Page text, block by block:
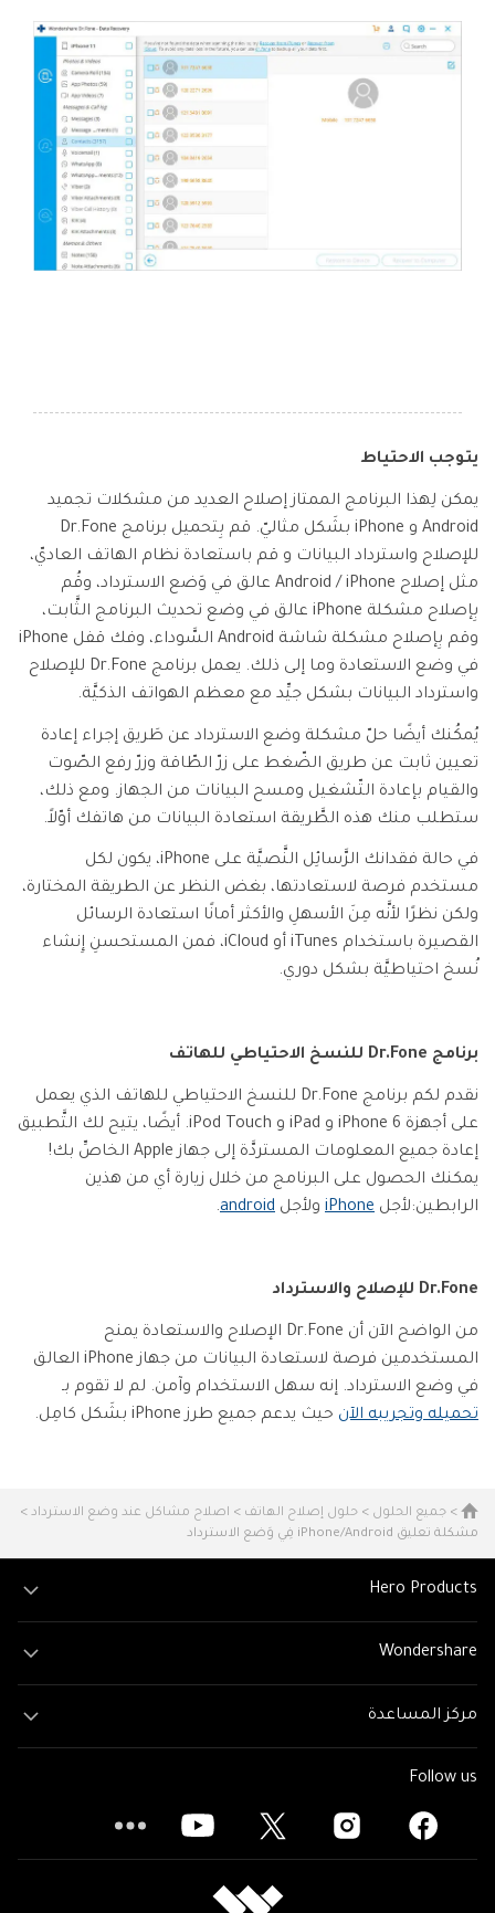
يتوجب الاحتياط
يمكن لِهذا البرنامج الممتاز إصلاح العديد من مشكلات تجميد
Android و iPhone بشَكل مثاليّ. قم بِتحميل برنامج Dr.Fone
للإصلاح واسترداد البيانات و قم باستعادة نظام الهاتف العاديّ،
مثل إصلاح Android / iPhone عالق في وَضع الاسترداد، وقُم
بِإصلاح مشكلة iPhone عالق في وضع تحديث البرنامج الثَّابت،
وقم بِإصلاح مشكلة شاشة Android السَّوداء، وفك قفل iPhone
في وضع الاستعادة وما إلى ذلك. يعمل برنامج Dr.Fone للإصلاح
واسترداد البيانات بشكل جيِّد مع معظم الهواتف الذكيَّة.
يُمكُنك أيضًا حلّ مشكلة وضع الاسترداد عن طَريق إجراء إعادة
تعيين ثابت عن طريق الضّغط على زرّ الطّاقة وزرّ رفع الصّوت
والقيام بإعادة التّشغيل ومسح البيانات من الجهاز. ومع ذلك،
ستطلب منك هذه الطَّريقة استعادة البيانات من هاتفك أوّلاً.
في حالة فقدانك الرَّسائِل النَّصيَّة على iPhone، يكون لكل
مستخدم فرصة لاستعادتها، بغض النظر عن الطريقة المختارة،
ولكن نظرًا لأنَّه مِنَ الأسهلِ والأكثر أمانًا استعادة الرسائل
القصيرة باستخدام iTunes أو iCloud، فمن المستحسنِ إِنشاء
نُسخ احتياطيَّة بشكل دوري.
برنامج Dr.Fone للنسخ الاحتياطي للهاتف
نقدم لكم برنامج Dr.Fone للنسخ الاحتياطي للهاتف الذي يعمل
على أجهزة iPhone 6 و iPad و iPod Touch. أيضًا، يتيح لك التَّطبيق
إعادة جميع المعلومات المستردَّة إلى جهاز Apple الخاصِّ بك!
يمكنك الحصول على البرنامج من خلال زيارة أي من هذين
الرابطين:لأجل iPhone ولأجل android
.
Dr.Fone للإصلاح والاسترداد
من الواضح الآن أن Dr.Fone الإصلاح والاستعادة يمنح
المستخدمين فرصة لاستعادة البيانات من جهاز iPhone العالق
في وضع الاسترداد. إنه سهل الاستخدام وآمن. لم لا تقوم بـ
تحميله وتجريبه الآن حيث يدعم جميع طرز iPhone بشَكل كامِل.
> جميع الحلول > حلول إصلاح الهاتف > اصلاح مشاكل عند وضع الاسترداد >
مشكلة تعليق iPhone/Android فِي وَضع الاسترداد
Hero Products
Wondershare
مركز المساعدة
Follow us